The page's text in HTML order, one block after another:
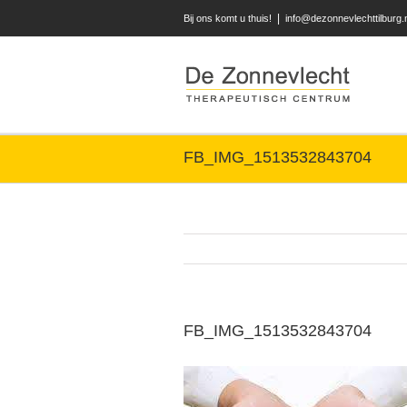
Bij ons komt u thuis!
FB_IMG_1513532843704
FB_IMG_1513532843704